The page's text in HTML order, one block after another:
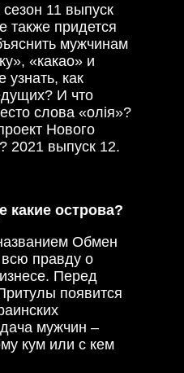
11 выпуск
также придется
мужчинам
«какао» и
узнать, как
И что
слова «олія»?
Нового
2021 выпуск 12.
какие острова?
Обмен
правду о
Перед
появится
мужчин –
кум или с кем